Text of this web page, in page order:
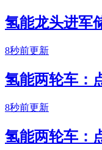
氢能龙头进军
8秒前更新
氢能两轮车：
8秒前更新
氢能两轮车：